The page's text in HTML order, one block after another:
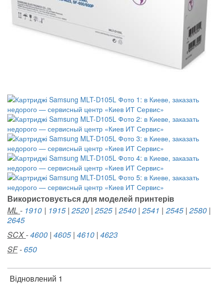
Використовується для моделей принтерів
ML - 1910 | 1915|2520 |2525 | 2540|2541 | 2545| 2580|
2645
SCX-4600 | 4605 | 4610 | 4623
SF-650
Відновлений 1